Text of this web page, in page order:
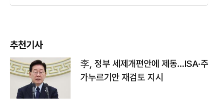
추천기사
李, 정부 세제개편안에 제동…ISA·주
가누르기안 재검토 지시